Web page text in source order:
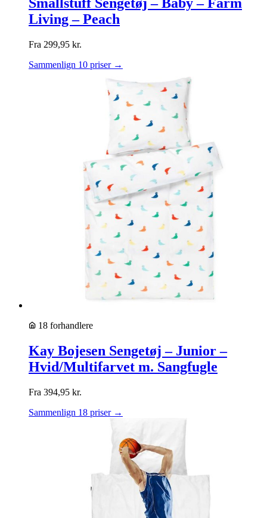
Smallstuff Sengetøj – Baby – Farm
Living – Peach
Fra 299,95 kr.
Sammenlign 10 priser →
18 forhandlere
Kay Bojesen Sengetøj – Junior –
Hvid/Multifarvet m. Sangfugle
Fra 394,95 kr.
Sammenlign 18 priser →